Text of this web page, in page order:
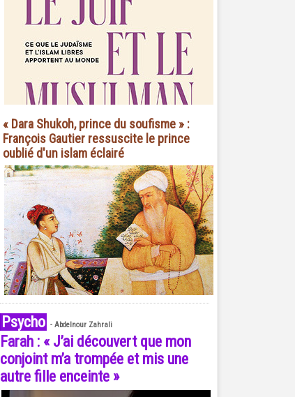
« Dara Shukoh, prince du soufisme » :
François Gautier ressuscite le prince
oublié d'un islam éclairé
Psycho - Abdelnour Zahrali
Farah : « J’ai découvert que mon
conjoint m’a trompée et mis une
autre fille enceinte »